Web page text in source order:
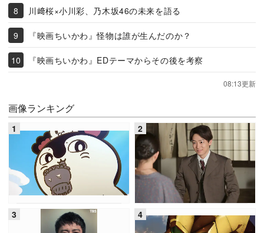
川﨑桜×小川彩、乃木坂46の未来を語る
『映画ちいかわ』怪物は誰が生んだのか？
『映画ちいかわ』EDテーマからその後を考察
08:13更新
画像ランキング